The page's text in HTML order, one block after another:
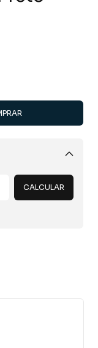
Alterar CEP
CALCULAR